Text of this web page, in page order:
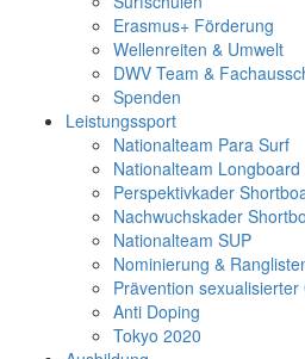
Erasmus+ Förderung
Wellenreiten & Umwelt
DWV Team &
Spenden
Leistungssport
Nationalteam Para Surf
Nationalteam Longboard
Perspektivkader
Nachwuchskader
Nationalteam SUP
Nominierung &
Prävention sexualisierter
Anti Doping
Tokyo 2020